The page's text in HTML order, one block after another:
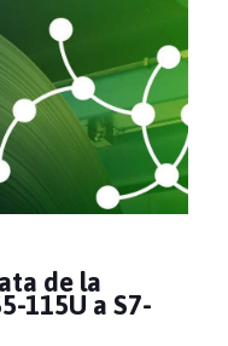
de la
115U a S7-